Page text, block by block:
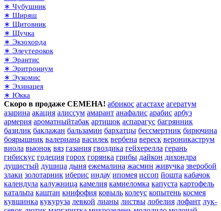
∗ Чубушник
∗ Ширяш
∗ Щитовник
∗ Щучка
∗ Экзохорда
∗ Элеутерокок
∗ Эрантис
∗ Эритрониум
∗ Эукомис
∗ Эхинацея
∗ Юкка
Скоро в продаже СЕМЕНА! абрикос агастахе агератум
азарина акация алиссум амарант анафалис арабис арбуз
армерия ароматныйтабак артишок аспарагус багрянник
базилик баклажан бальзамин бархатцы бессмертник бирючина
боярышник валериана василек вербена вереск вероникаструм
виола вьюнок вяз газания гвоздика гейхерелла герань
гибискус годеция горох горянка грибы дайкон дихондра
душистый душица дыня ежемалина жасмин живучка зверобой
злаки золотарник иберис индау ипомея иссоп йошта кабачок
календула калужница камелия камнеломка капуста картофель
катальпа каштан книфофия ковыль колеус копытень космея
кувшинка кукуруза левкой лианы листвы лобелия лофант лук-